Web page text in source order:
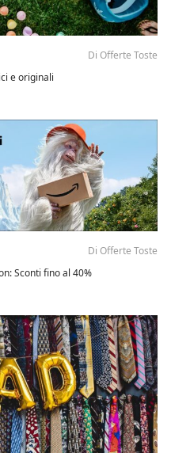
Di Offerte Toste
e originali
Di Offerte Toste
Sconti fino al 40%